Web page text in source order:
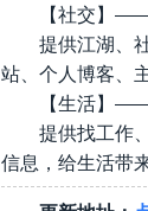
【社交】
提供江湖、
站、个人博客、
【生活】
提供找工作
信息，给生活带